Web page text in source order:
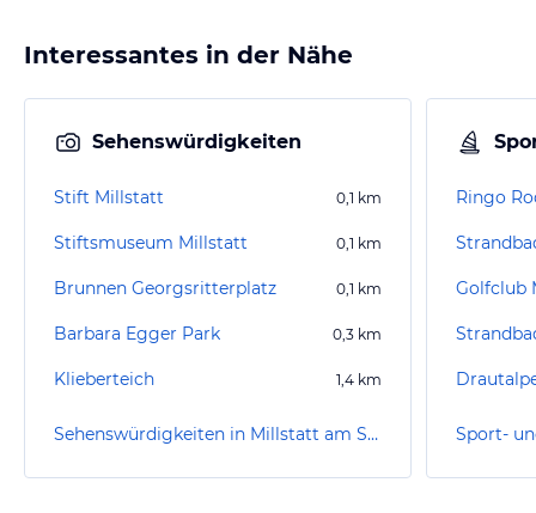
Interessantes in der Nähe
Sehenswürdigkeiten
Stift Millstatt 0,1 km
Stiftsmuseum Millstatt 0,1 km
Brunnen Georgsritterplatz 0,1 km
Barbara Egger Park 0,3 km
Klieberteich 1,4 km
Sehenswürdigkeiten in Millstatt am See
Ringo
Golfclub